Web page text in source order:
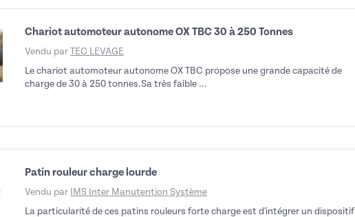
Chariot automoteur autonome OX TBC 30 à 250 Tonnes
Vendu par TEC LEVAGE
Le chariot automoteur autonome OX TBC propose une grande capacité de
charge de 30 à 250 tonnes.Sa très faible ...
Patin rouleur charge lourde
Vendu par IMS Inter Manutention Système
La particularité de ces patins rouleurs forte charge est d'intégrer un dispositif